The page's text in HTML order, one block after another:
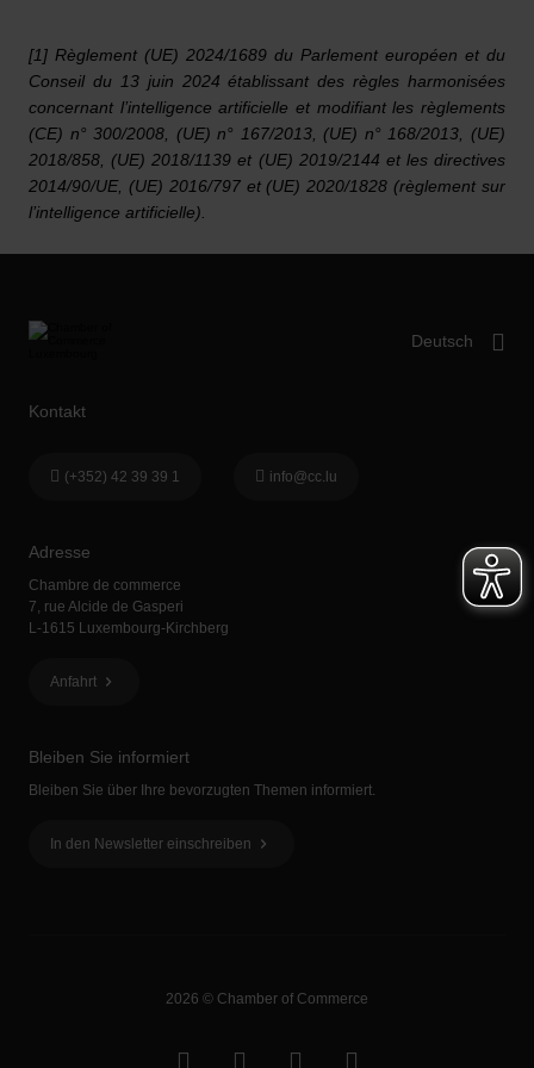
[1] Règlement (UE) 2024/1689 du Parlement européen et du
Conseil du 13 juin 2024 établissant des règles harmonisées
concernant l’intelligence artificielle et modifiant les règlements
(CE) n° 300/2008, (UE) n° 167/2013, (UE) n° 168/2013, (UE)
2018/858, (UE) 2018/1139 et (UE) 2019/2144 et les directives
2014/90/UE, (UE) 2016/797 et (UE) 2020/1828 (règlement sur
l’intelligence artificielle).
Bleiben Sie informiert
Bleiben Sie über Ihre bevorzugten Themen informiert.
In den Newsletter einschreiben
Adresse
Chambre de commerce
7, rue Alcide de Gasperi
L-1615 Luxembourg-Kirchberg
Anfahrt
Kontakt
(+352) 42 39 39 1 info@cc.lu
2026 © Chamber of Commerce